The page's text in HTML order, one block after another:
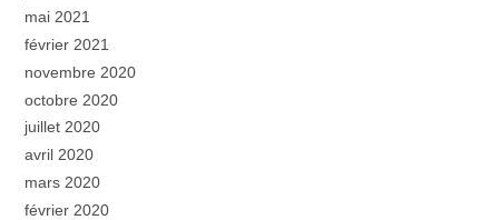
mai 2021
février 2021
novembre 2020
octobre 2020
juillet 2020
avril 2020
mars 2020
février 2020